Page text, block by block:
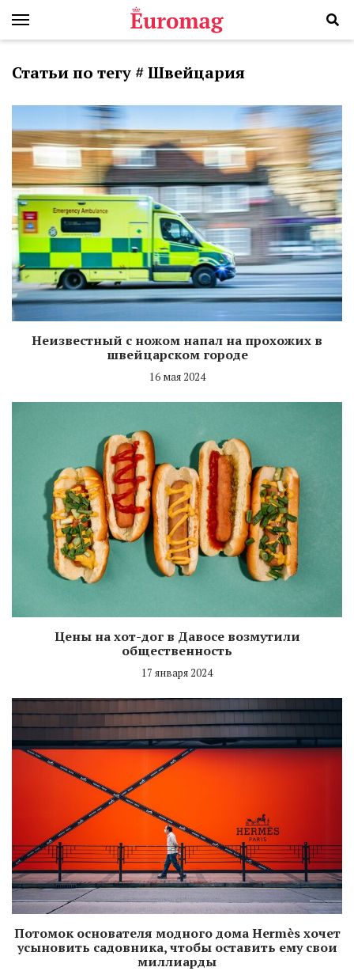
Статьи по тегу # Швейцария
Неизвестный с ножом напал на прохожих в
швейцарском городе
16 мая 2024
Цены на хот-дог в Давосе возмутили
общественность
17 января 2024
Потомок основателя модного дома Hermès хочет
усыновить садовника, чтобы оставить ему свои
миллиарды